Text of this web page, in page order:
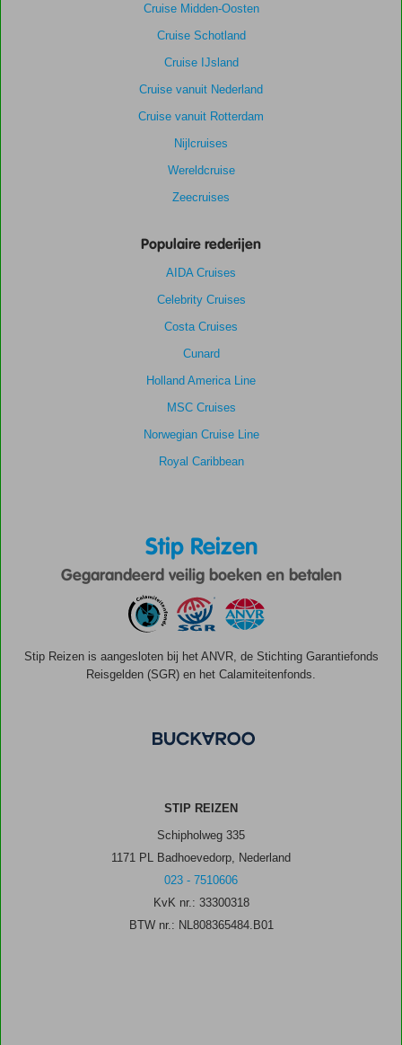
Cruise Midden-Oosten
Cruise Schotland
Cruise IJsland
Cruise vanuit Nederland
Cruise vanuit Rotterdam
Nijlcruises
Wereldcruise
Zeecruises
Populaire rederijen
AIDA Cruises
Celebrity Cruises
Costa Cruises
Cunard
Holland America Line
MSC Cruises
Norwegian Cruise Line
Royal Caribbean
Stip Reizen
Gegarandeerd veilig boeken en betalen
Stip Reizen is aangesloten bij het ANVR, de Stichting Garantiefonds
Reisgelden (SGR) en het Calamiteitenfonds.
STIP REIZEN
Schipholweg 335
1171 PL Badhoevedorp, Nederland
023 - 7510606
KvK nr.: 33300318
BTW nr.: NL808365484.B01